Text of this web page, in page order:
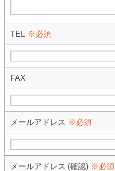
TEL ※必須
FAX
メールアドレス ※必須
メールアドレス (確認) ※必須